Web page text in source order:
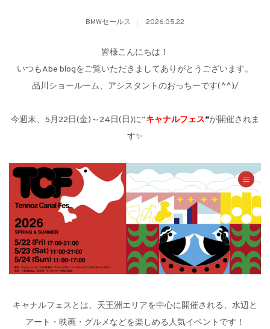
BMWセールス 2026.05.22
皆様こんにちは！
いつもAbe blogをご覧いただきましてありがとうございます。
品川ショールーム、アシスタントのおっちーです(^^)/
今週末、5月22日(金)～24日(日)に”キャナルフェス”が開催されま
す✨
キャナルフェスとは、天王洲エリアを中心に開催される、水辺と
アート・映画・グルメなどを楽しめる人気イベントです！